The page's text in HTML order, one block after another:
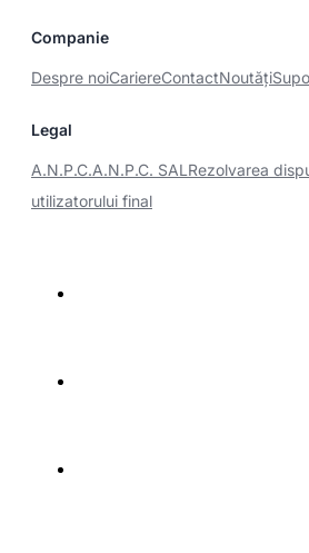
Companie
Despre noiCariereContactNoutăţi
Legal
A.N.P.C.A.N.P.C. SALRezolvarea
utilizatorului final